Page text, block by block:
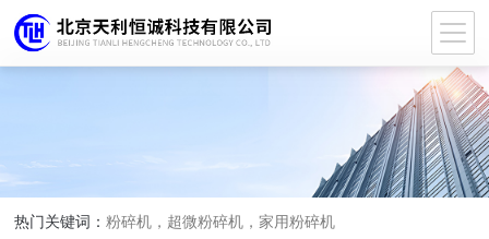
热门关键词：粉碎机，超微粉碎机，家用粉碎机